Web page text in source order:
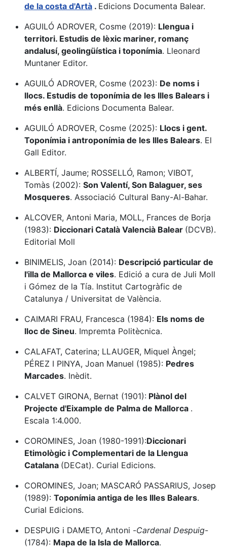
de la costa d'Artà . Edicions Documenta Balear.
AGUILÓ ADROVER, Cosme (2019): Llengua i
territori. Estudis de lèxic mariner, romanç
andalusí, geolingüística i toponímia. Lleonard
Muntaner Editor.
AGUILÓ ADROVER, Cosme (2023): De noms i
llocs. Estudis de toponímia de les Illes Balears i
més enllà. Edicions Documenta Balear.
AGUILÓ ADROVER, Cosme (2025): Llocs i gent.
Toponímia i antroponímia de les Illes Balears. El
Gall Editor.
ALBERTÍ, Jaume; ROSSELLÓ, Ramon; VIBOT,
Tomàs (2002): Son Valentí, Son Balaguer, ses
Mosqueres. Associació Cultural Bany-Al-Bahar.
ALCOVER, Antoni Maria, MOLL, Frances de Borja
(1983): Diccionari Català Valencià Balear (DCVB).
Editorial Moll
BINIMELIS, Joan (2014): Descripció particular de
l'illa de Mallorca e viles. Edició a cura de Juli Moll
i Gómez de la Tía. Institut Cartogràfic de
Catalunya / Universitat de València.
CAIMARI FRAU, Francesca (1984): Els noms de
lloc de Sineu. Impremta Politècnica.
CALAFAT, Caterina; LLAUGER, Miquel Àngel;
PÉREZ I PINYA, Joan Manuel (1985): Pedres
Marcades. Inèdit.
CALVET GIRONA, Bernat (1901): Plànol del
Projecte d'Eixample de Palma de Mallorca .
Escala 1:4.000.
COROMINES, Joan (1980-1991):Diccionari
Etimològic i Complementari de la Llengua
Catalana (DECat). Curial Edicions.
COROMINES, Joan; MASCARÓ PASSARIUS, Josep
(1989): Toponímia antiga de les Illes Balears.
Curial Edicions.
DESPUIG i DAMETO, Antoni -Cardenal Despuig-
(1784): Mapa de la Isla de Mallorca.